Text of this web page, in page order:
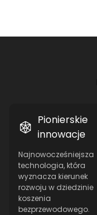
Pionierskie
innowacje
Najnowocześniejsza
technologia, która
wyznacza kierunek
rozwoju w dziedzinie
koszenia
bezprzewodowego.